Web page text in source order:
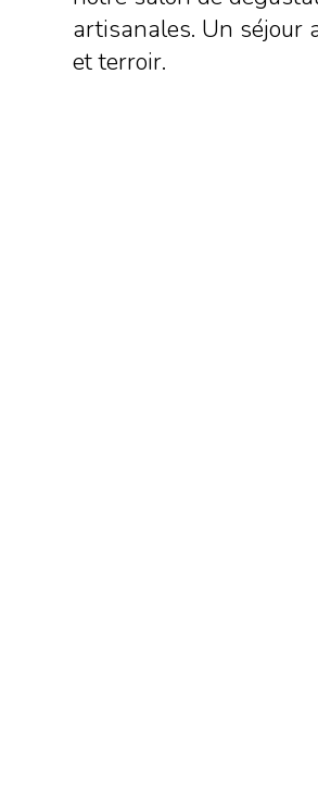
artisanales. Un séjour
et terroir.